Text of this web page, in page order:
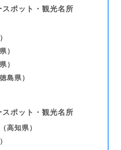
ポット・観光名所
）
）
島県）
ポット・観光名所
高知県）